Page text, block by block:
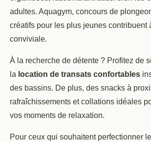
adultes. Aquagym, concours de
créatifs pour les plus jeunes contribuent
conviviale.
À la recherche de détente ? Profitez de
la location de transats confortables
des bassins. De plus, des snacks à
rafraîchissements et collations idéales
vos moments de relaxation.
Pour ceux qui souhaitent perfectionner